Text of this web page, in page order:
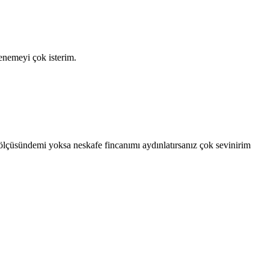
çok isterim.
yoksa neskafe fincanımı aydınlatırsanız çok sevinirim